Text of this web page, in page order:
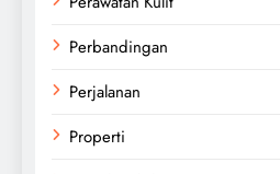
Perbandingan
Perjalanan
Properti